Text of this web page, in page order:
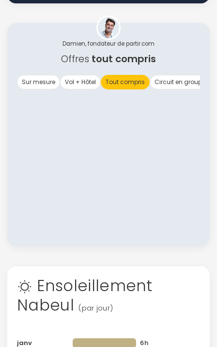
Damien, fondateur de partir.com
Offres tout compris
Sur mesure Vol + Hôtel Tout compris Circuit en groupe
Ensoleillement
Nabeul (par jour)
janv 6h